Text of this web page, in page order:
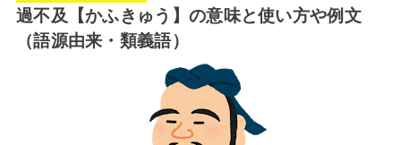
過不及【かふきゅう】の意味と使い方や例文
（語源由来・類義語）